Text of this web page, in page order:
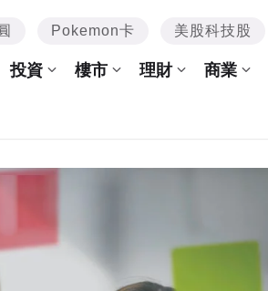
Pokemon卡 美股科技股
投資 樓市 理財 商業